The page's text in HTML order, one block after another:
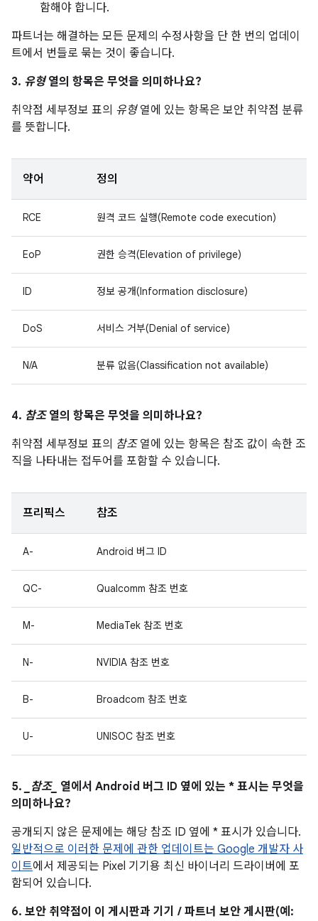
함해야 합니다.
파트너는 해결하는 모든 문제의 수정사항을 단 한 번의 업데이
트에서 번들로 묶는 것이 좋습니다.
3. 유형열의 항목은 무엇을 의미하나요?
취약점 세부정보 표의 유형열에 있는 항목은 보안 취약점 분류
를 뜻합니다.
약어 정의
RCE 원격 코드 실행(Remote code execution)
EoP 권한 승격(Elevation of privilege)
ID 정보 공개(Information disclosure)
DoS 서비스 거부(Denial of service)
N/A 분류 없음(Classification not available)
4. 참조열의 항목은 무엇을 의미하나요?
취약점 세부정보 표의 참조열에 있는 항목은 참조 값이 속한 조
직을 나타내는 접두어를 포함할 수 있습니다.
프리픽스 참조
A- Android 버그 ID
QC- Qualcomm 참조 번호
M- MediaTek 참조 번호
N- NVIDIA 참조 번호
B- Broadcom 참조 번호
U- UNISOC 참조 번호
5. _참조_ 열에서 Android 버그 ID 옆에 있는 * 표시는 무엇을
의미하나요?
공개되지 않은 문제에는 해당 참조 ID 옆에 * 표시가 있습니다.
일반적으로 이러한 문제에 관한 업데이트는 Google 개발자 사
이트에서 제공되는 Pixel 기기용 최신 바이너리 드라이버에 포
함되어 있습니다.
6. 보안 취약점이 이 게시판과 기기 / 파트너 보안 게시판(예: